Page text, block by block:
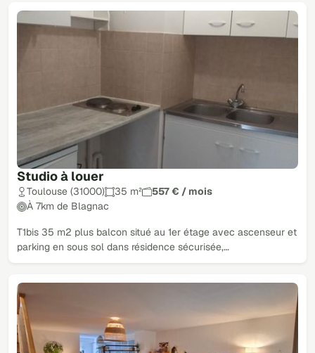
Studio à louer
Toulouse (31000) 35 m²
557 € / mois
À 7km de Blagnac
T1bis 35 m2 plus balcon situé au 1er étage avec ascenseur et
parking en sous sol dans résidence sécurisée,…